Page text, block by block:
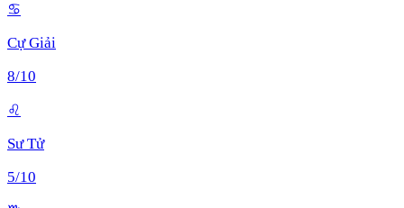
♋
Cự Giải
8/10
♌
Sư Tử
5/10